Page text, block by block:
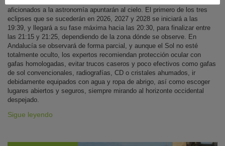
aficionados a la astronomía apuntarán al cielo. El primero de los tres
eclipses que se sucederán en 2026, 2027 y 2028 se iniciará a las
19:39, y llegará a su fase máxima hacia las 20:30, para finalizar entre
las 21:15 y 21:25, dependiendo de la zona dónde se observe. En
Andalucía se observará de forma parcial, y aunque el Sol no esté
totalmente oculto, los expertos recomiendan protección ocular con
gafas homologadas, evitar trucos caseros y poco efectivos como gafas
de sol convencionales, radiografías, CD o cristales ahumados, ir
debidamente equipados con agua y ropa de abrigo, así como escoger
lugares abiertos y seguros, siempre mirando al horizonte occidental
despejado.
Sigue leyendo